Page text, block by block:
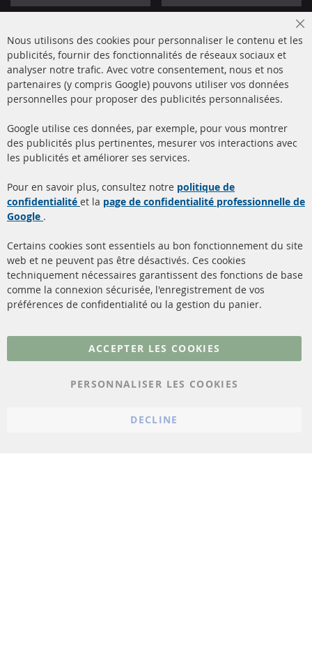
+49 (0) 4533 799000
info@contra-automotive.de
facebook
instagram
Filtres à particules diesel
(FPD)
Catalyseur (CAT)
Capteurs
Matériel de montage
à propos de nous
livraison
Contact
Résilier le contrat
Plus de liens
Conditions générales
Nous utilisons des cookies pour personnaliser le contenu et les
publicités, fournir des fonctionnalités de réseaux sociaux et
analyser notre trafic. Avec votre consentement, nous et nos
partenaires (y compris Google) pouvons utiliser vos données
personnelles pour proposer des publicités personnalisées.
Google utilise ces données, par exemple, pour vous montrer
des publicités plus pertinentes, mesurer vos interactions avec
les publicités et améliorer ses services.
Pour en savoir plus, consultez notre politique de
confidentialité et la page de confidentialité professionnelle de
Google .
Certains cookies sont essentiels au bon fonctionnement du site
web et ne peuvent pas être désactivés. Ces cookies
techniquement nécessaires garantissent des fonctions de base
comme la connexion sécurisée, l'enregistrement de vos
préférences de confidentialité ou la gestion du panier.
ACCEPTER LES COOKIES
PERSONNALISER LES COOKIES
DECLINE